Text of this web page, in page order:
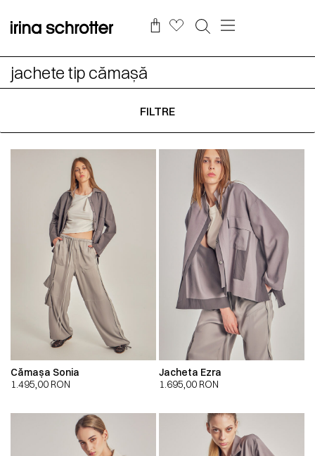
jachete tip cămașă
FILTRE
Cămașa Sonia
1.495,00 RON
Jacheta Ezra
1.695,00 RON